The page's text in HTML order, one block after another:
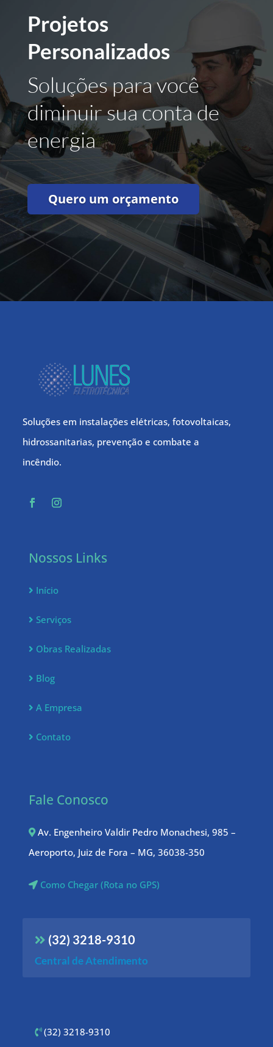
Projetos
Personalizados
Soluções para você
diminuir sua conta de
energia
Quero um orçamento
Soluções em instalações elétricas, fotovoltaicas,
hidrossanitarias, prevenção e combate a
incêndio.
Nossos Links
Início
Serviços
Obras Realizadas
Blog
A Empresa
Contato
Fale Conosco
Av. Engenheiro Valdir Pedro Monachesi, 985 –
Aeroporto, Juiz de Fora – MG, 36038-350
Como Chegar (Rota no GPS)
(32) 3218-9310
Central de Atendimento
(32) 3218-9310